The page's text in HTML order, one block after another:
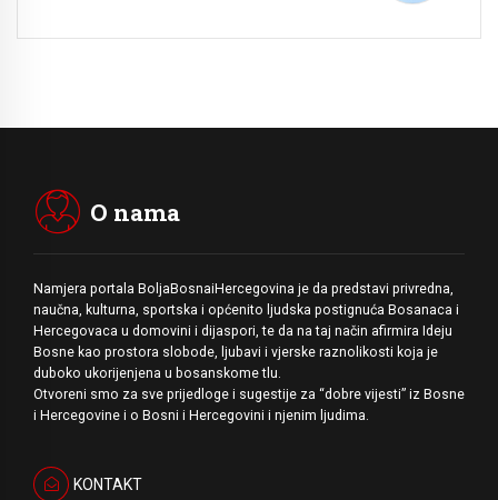
O nama
Namjera portala BoljaBosnaiHercegovina je da predstavi privredna,
naučna, kulturna, sportska i općenito ljudska postignuća Bosanaca i
Hercegovaca u domovini i dijaspori, te da na taj način afirmira Ideju
Bosne kao prostora slobode, ljubavi i vjerske raznolikosti koja je
duboko ukorijenjena u bosanskome tlu.
Otvoreni smo za sve prijedloge i sugestije za “dobre vijesti” iz Bosne
i Hercegovine i o Bosni i Hercegovini i njenim ljudima.
KONTAKT